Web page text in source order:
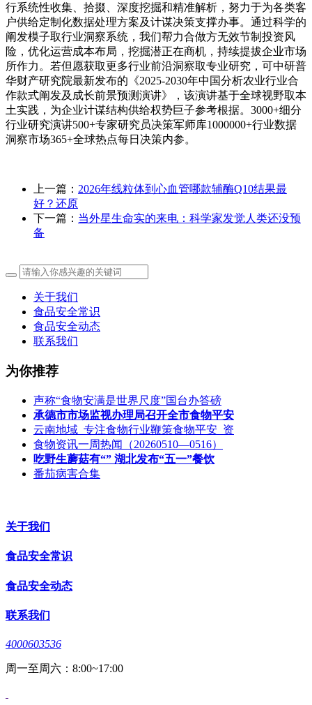
行系统性收集、拾掇、深度挖掘和精准解析，努力于为各类客
户供给定制化数据处理方案及计谋决策支撑办事。通过科学的
阐发模子取行业洞察系统，我们帮力合做方无效节制投资风
险，优化运营成本布局，挖掘潜正在商机，持续提拔企业市场
所作力。若但愿获取更多行业前沿洞察取专业研究，可中研普
华财产研究院最新发布的《2025-2030年中国分析农业行业合
作款式阐发及成长前景预测演讲》，该演讲基于全球视野取本
土实践，为企业计谋结构供给权势巨子参考根据。3000+细分
行业研究演讲500+专家研究员决策军师库1000000+行业数据
洞察市场365+全球热点每日决策内参。
上一篇： 2026年线粒体到心血管哪款辅酶Q10结果最
好？还原
下一篇： 当外星生命实的来电：科学家发觉人类还没预
备
关于我们
食品安全常识
食品安全动态
联系我们
为你推荐
声称“食物安满是世界尺度”国台办答磅
承德市市场监视办理局召开全市食物平安
云南地域_专注食物行业鞭策食物平安_资
食物资讯一周热闻（20260510—0516）
吃野生蘑菇有“” 湖北发布“五一”餐饮
番茄病害合集
关于我们
食品安全常识
食品安全动态
联系我们
4000603536
周一至周六：8:00~17:00